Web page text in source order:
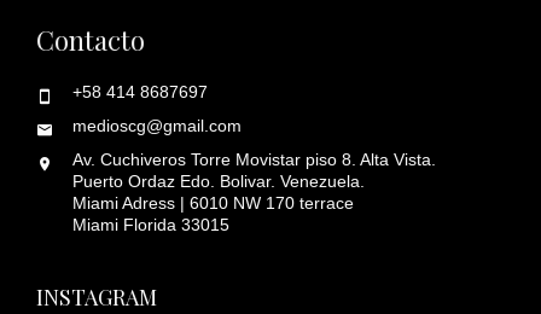
Contacto
+58 414 8687697
medioscg@gmail.com
Av. Cuchiveros Torre Movistar piso 8. Alta Vista.
Puerto Ordaz Edo. Bolivar. Venezuela.
Miami Adress | 6010 NW 170 terrace
Miami Florida 33015
INSTAGRAM